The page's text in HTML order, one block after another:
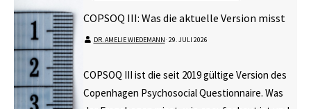
COPSOQ III: Was die aktuelle Version misst
DR. AMELIE WIEDEMANN⋅ 29. JULI 2026
COPSOQ III ist die seit 2019 gültige Version des
Copenhagen Psychosocial Questionnaire. Was